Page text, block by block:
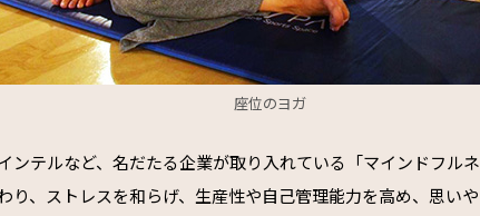
座位のヨガ
ンテルなど、名だたる企業が取り入れている「マインドフル
り、ストレスを和らげ、生産性や自己管理能力を高め、思い